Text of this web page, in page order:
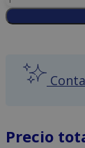
de
con
margaritas,
gerberas
Precio